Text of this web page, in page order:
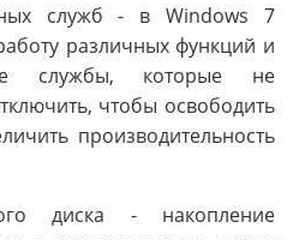
служб - в Windows 7
различных функций и
службы, которые не
чтобы освободить
производительность
диска - накопление